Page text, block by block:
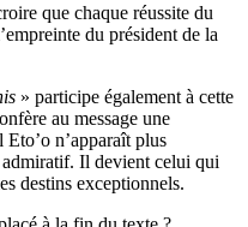
que chaque réussite du
du président de la
» participe également à cette
au message une
n’apparaît plus
Il devient celui qui
destins exceptionnels.